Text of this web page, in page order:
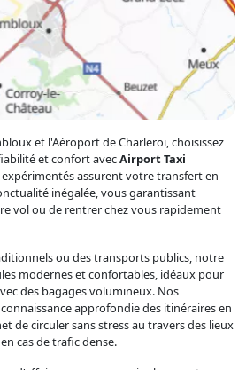
et l'Aéroport de Charleroi, choisissez
et confort avecAirport Taxi
assurent votre transfert en
inégalée, vous garantissant
vol ou de rentrer chez vous rapidement
ou des transports publics, notre
modernes et confortables, idéaux pour
des bagages volumineux. Nos
approfondie des itinéraires en
de circuler sans stress au travers des lieux
cas de trafic dense.